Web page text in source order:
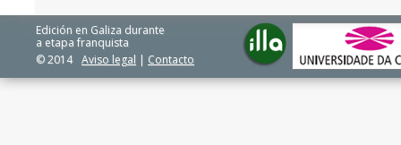
Edición en Galiza durante
a etapa franquista
© 2014 Aviso legal | Contacto